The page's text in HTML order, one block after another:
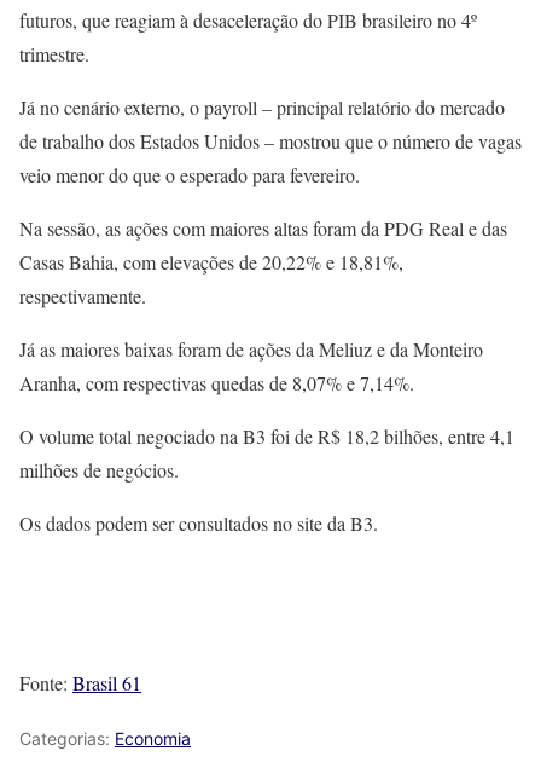
futuros, que reagiam à desaceleração do PIB brasileiro no 4º
trimestre.
Já no cenário externo, o payroll – principal relatório do mercado
de trabalho dos Estados Unidos – mostrou que o número de vagas
veio menor do que o esperado para fevereiro.
Na sessão, as ações com maiores altas foram da PDG Real e das
Casas Bahia, com elevações de 20,22% e 18,81%,
respectivamente.
Já as maiores baixas foram de ações da Meliuz e da Monteiro
Aranha, com respectivas quedas de 8,07% e 7,14%.
O volume total negociado na B3 foi de R$ 18,2 bilhões, entre 4,1
milhões de negócios.
Os dados podem ser consultados no site da B3.
Fonte: Brasil 61
Categorias: Economia